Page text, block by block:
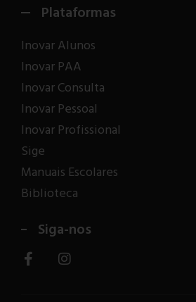
Plataformas
Inovar Alunos
Inovar PAA
Inovar Consulta
Inovar Pessoal
Inovar Profissional
Sige
Manuais Escolares
Biblioteca
Siga-nos